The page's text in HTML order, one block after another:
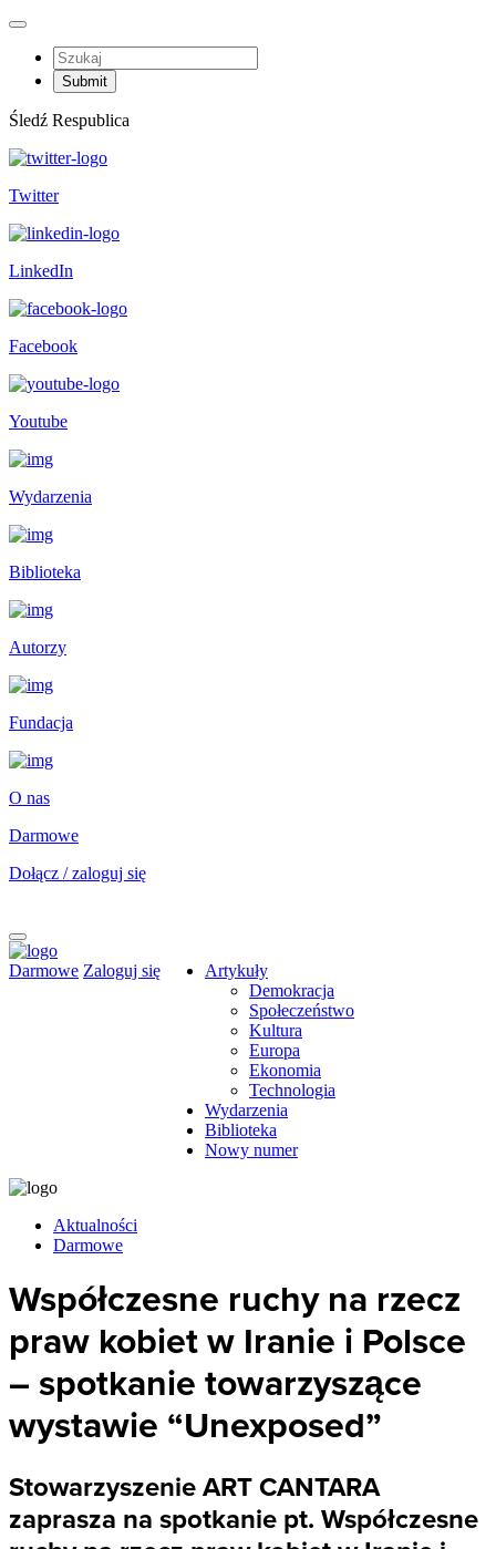
Śledź Respublica
Twitter
LinkedIn
Facebook
Youtube
Wydarzenia
Biblioteka
Autorzy
Fundacja
O nas
Darmowe
Dołącz / zaloguj się
Darmowe Zaloguj się
Artykuły
Demokracja
Społeczeństwo
Kultura
Europa
Ekonomia
Technologia
Wydarzenia
Biblioteka
Nowy numer
Aktualności
Darmowe
Współczesne ruchy na rzecz
praw kobiet w Iranie i Polsce
– spotkanie towarzyszące
wystawie “Unexposed”
Stowarzyszenie ART CANTARA
zaprasza na spotkanie pt. Współczesne